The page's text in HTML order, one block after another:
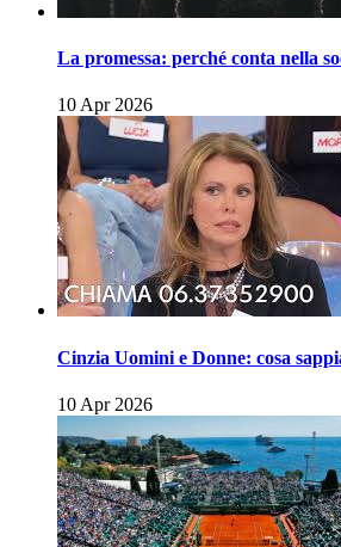
La promessa: perché conta nella
10 Apr 2026
Cinzia Uomini e Donne: cosa
10 Apr 2026